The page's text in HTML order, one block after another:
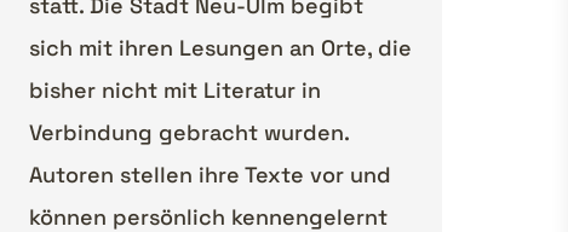
sich mit ihren Lesungen an Orte, die
bisher nicht mit Literatur in
Verbindung gebracht wurden.
Autoren stellen ihre Texte vor und
können persönlich kennengelernt